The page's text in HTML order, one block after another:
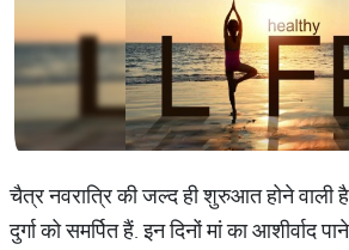
चैत्र नवरात्रि की जल्द ही शुरुआत होने वाली
दुर्गा को समर्पित हैं. इन दिनों मां का आशीर्वाद